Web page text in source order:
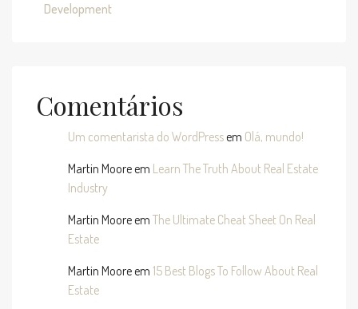
Development
Comentários
Um comentarista do WordPressem Olá, mundo!
Martin Mooreem Learn The Truth About Real Estate
Industry
Martin Mooreem The Ultimate Cheat Sheet On Real
Estate
Martin Mooreem 15 Best Blogs To Follow About Real
Estate